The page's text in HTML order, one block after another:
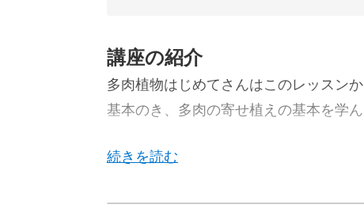
講座の紹介
多肉植物はじめてさんはこのレッスンか
基本のき、多肉の寄せ植えの基本を学